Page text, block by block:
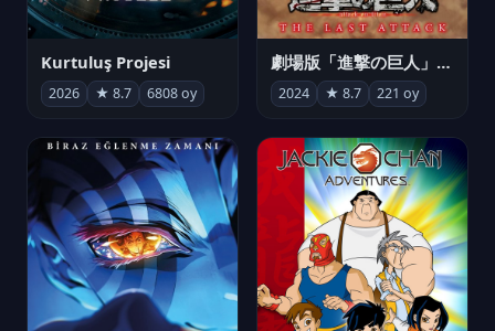
Kurtuluş Projesi
2026 ★ 8.7 6808 oy
劇場版「進撃の巨人」完結編 THE LAST ATTACK
2024 ★ 8.7 221 oy